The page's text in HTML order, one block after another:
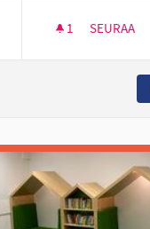
1 1 SEURAAJA
SEURAA